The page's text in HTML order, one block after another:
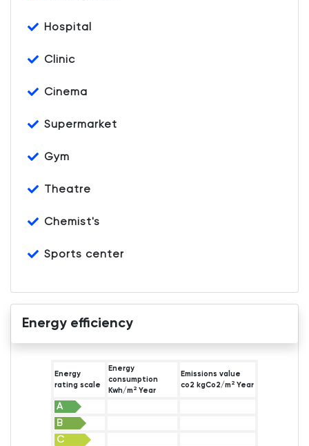
Hospital
Clinic
Cinema
Supermarket
Gym
Theatre
Chemist's
Sports center
Energy efficiency
Energy
rating scale
Energy
consumption
Kwh/m2 Year
Emissions value
co2 kgCo2/m2 Year
A
B
C